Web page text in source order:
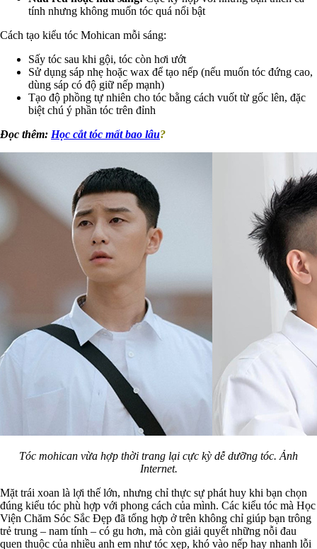
tính nhưng không muốn tóc quá nổi bật
Cách tạo kiểu tóc Mohican mỗi sáng:
Sấy tóc sau khi gội, tóc còn hơi ướt
Sử dụng sáp nhẹ hoặc wax để tạo nếp (nếu muốn tóc đứng cao,
dùng sáp có độ giữ nếp mạnh)
Tạo độ phồng tự nhiên cho tóc bằng cách vuốt từ gốc lên, đặc
biệt chú ý phần tóc trên đỉnh
Đọc thêm: Học cắt tóc mất bao lâu?
Tóc mohican vừa hợp thời trang lại cực kỳ dễ dưỡng tóc. Ảnh
Internet.
Mặt trái xoan là lợi thế lớn, nhưng chỉ thực sự phát huy khi bạn chọn
đúng kiểu tóc phù hợp với phong cách của mình. Các kiểu tóc mà Học
Viện Chăm Sóc Sắc Đẹp đã tổng hợp ở trên không chỉ giúp bạn trông
trẻ trung – nam tính – có gu hơn, mà còn giải quyết những nỗi đau
quen thuộc của nhiều anh em như tóc xẹp, khó vào nếp hay nhanh lỗi